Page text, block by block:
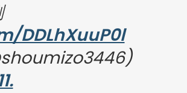
DDLhXuuP0l